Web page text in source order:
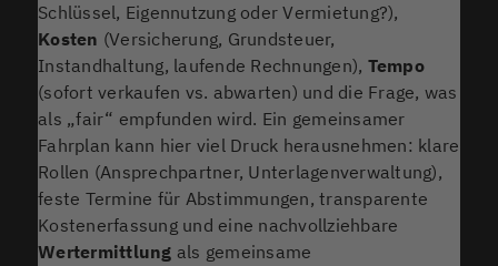
Schlüssel, Eigennutzung oder Vermietung?),
Kosten (Versicherung, Grundsteuer,
Instandhaltung, laufende Rechnungen), Tempo
(sofort verkaufen vs. abwarten) und die Frage, was
als „fair“ empfunden wird. Ein gemeinsamer
Fahrplan kann hier viel Druck herausnehmen: klare
Rollen (Ansprechpartner, Unterlagenverwaltung),
feste Termine für Abstimmungen, transparente
Kostenerfassung und eine nachvollziehbare
Wertermittlung als gemeinsame